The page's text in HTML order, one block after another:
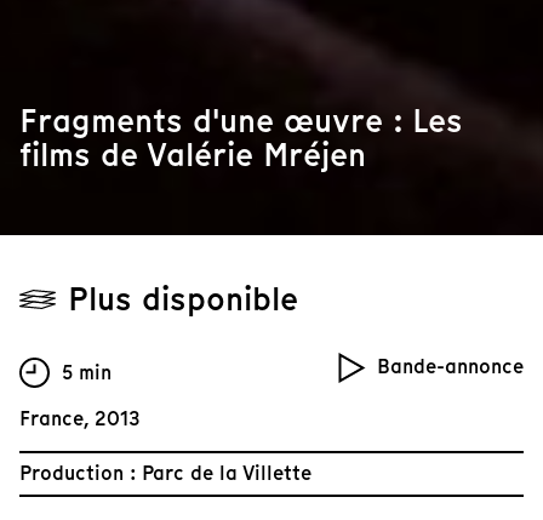
Fragments d'une œuvre : Les
films de Valérie Mréjen
Plus disponible
Bande-annonce
5 min
France, 2013
Production : Parc de la Villette